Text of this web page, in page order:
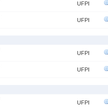
UFPI
UFPI
UFPI
UFPI
UFPI